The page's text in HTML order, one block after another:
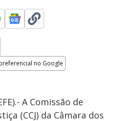
no Google
A Comissão de
(CCJ) da Câmara dos